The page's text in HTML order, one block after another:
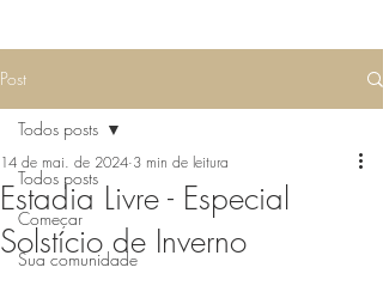
Post
Todos posts
Começar
Sua comunidade
Todos posts
Estadia Livre - Especial
Solstício de Inverno
14 de mai. de 2024 3 min de leitura